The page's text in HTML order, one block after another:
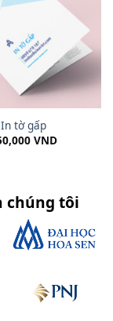
In tờ gấp
VND
chúng tôi